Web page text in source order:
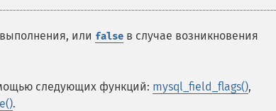
или false в случае возникновения
следующих функций: mysql_field_flags(),
.